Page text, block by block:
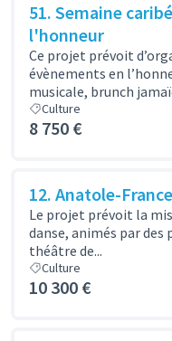
51. Semaine
l'honneur
Ce projet prévoit
évènements en
musicale, brunch
Culture
8 750 €
12. Anatole-
Le projet prévoit la
danse, animés par
théâtre de...
Culture
10 300 €